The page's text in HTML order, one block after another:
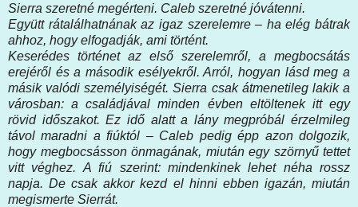
Sierra szeretné megérteni. Caleb szeretné jóvátenni.
Együtt rátalálhatnának az igaz szerelemre – ha elég bátrak
ahhoz, hogy elfogadják, ami történt.
Keserédes történet az első szerelemről, a megbocsátás
erejéről és a második esélyekről. Arról, hogyan lásd meg a
másik valódi személyiségét. Sierra csak átmenetileg lakik a
városban: a családjával minden évben eltöltenek itt egy
rövid időszakot. Ez idő alatt a lány megpróbál érzelmileg
távol maradni a fiúktól – Caleb pedig épp azon dolgozik,
hogy megbocsásson önmagának, miután egy szörnyű tettet
vitt véghez. A fiú szerint: mindenkinek lehet néha rossz
napja. De csak akkor kezd el hinni ebben igazán, miután
megismerte Sierrát.